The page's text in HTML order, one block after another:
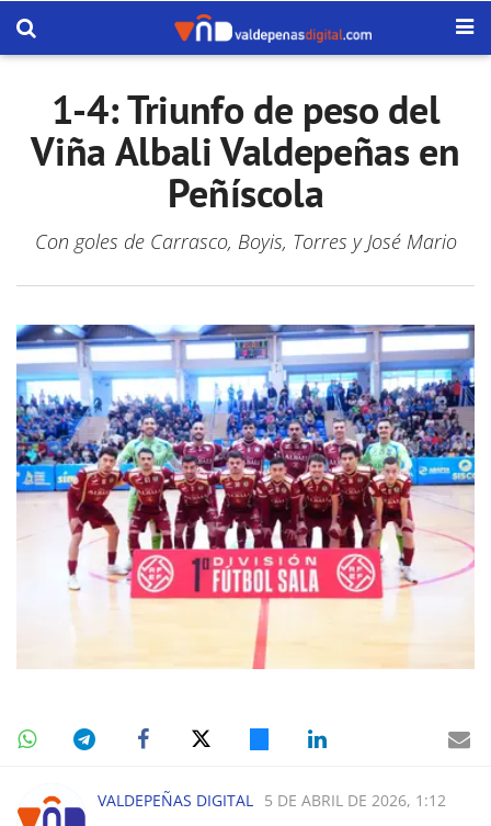
1-4: Triunfo de peso del
Viña Albali Valdepeñas en
Peñíscola
Con goles de Carrasco, Boyis, Torres y José Mario
VALDEPEÑAS DIGITAL 5 DE ABRIL DE 2026, 1:12